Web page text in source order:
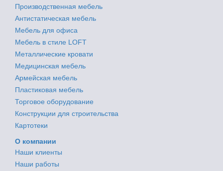
Производственная мебель
Антистатическая мебель
Мебель для офиса
Мебель в стиле LOFT
Металлические кровати
Медицинская мебель
Армейская мебель
Пластиковая мебель
Торговое оборудование
Конструкции для строительства
Картотеки
О компании
Наши клиенты
Наши работы